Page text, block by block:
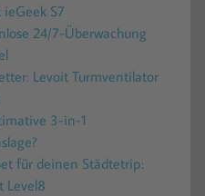
S7
24/7-Überwachung
Levoit Turmventilator
3-in-1
für deinen Städtetrip:
Level8